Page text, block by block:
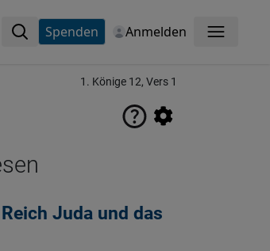
Spenden Anmelden Menü
1. Könige 12, Vers 1
Juda und das